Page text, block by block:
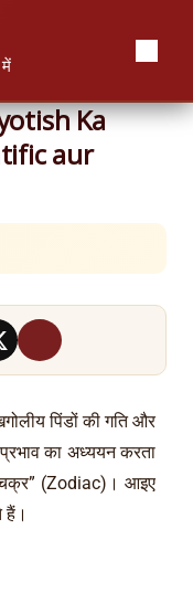
में
Ka
aur
पिंडों की गति और
का अध्ययन करता
चक्र” (Zodiac)। आइए
हैं।